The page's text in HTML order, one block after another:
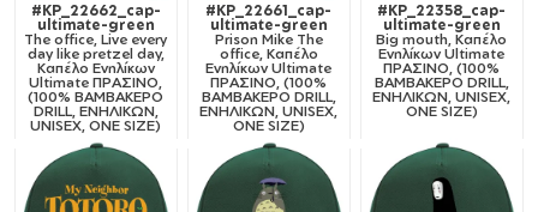
#KP_22662_cap-
ultimate-green
The office, Live every
day like pretzel day,
Καπέλο Ενηλίκων
Ultimate ΠΡΑΣΙΝΟ,
(100% ΒΑΜΒΑΚΕΡΟ
DRILL, ΕΝΗΛΙΚΩΝ,
UNISEX, ONE SIZE)
#KP_22661_cap-
ultimate-green
Prison Mike The
office, Καπέλο
Ενηλίκων Ultimate
ΠΡΑΣΙΝΟ, (100%
ΒΑΜΒΑΚΕΡΟ DRILL,
ΕΝΗΛΙΚΩΝ, UNISEX,
ONE SIZE)
#KP_22358_cap-
ultimate-green
Big mouth, Καπέλο
Ενηλίκων Ultimate
ΠΡΑΣΙΝΟ, (100%
ΒΑΜΒΑΚΕΡΟ DRILL,
ΕΝΗΛΙΚΩΝ, UNISEX,
ONE SIZE)